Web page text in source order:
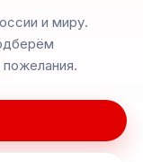
и миру.